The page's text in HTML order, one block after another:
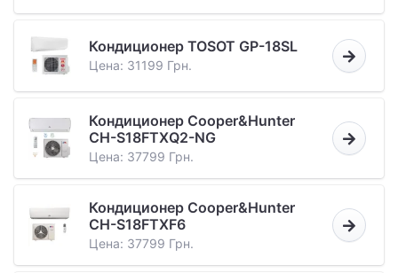
Кондиционер TOSOT GP-18SL
Цена: 31199 Грн.
Кондиционер Cooper&Hunter
CH-S18FTXQ2-NG
Цена: 37799 Грн.
Кондиционер Cooper&Hunter
CH-S18FTXF6
Цена: 37799 Грн.